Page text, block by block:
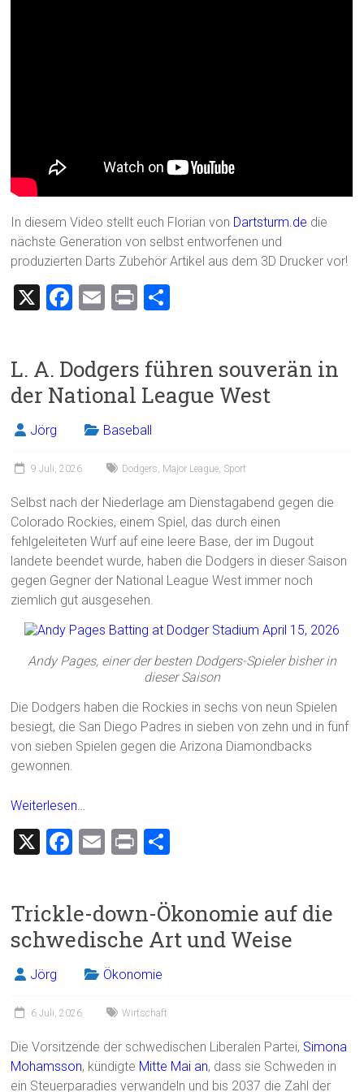
In diesem Video stellt euch Florian von Dartsturm.de die
nächste Generation von selbst entworfenen und
produzierten Darts Zubehör Artikel aus dem 3D Drucker vor!
X
F
b
o
ok
E
l
Pr
n
L. A. Dodgers führen souverän in
der National League West
Jörg Baseball
9 Juli, 2026 Dodgers, Major League, Sport
Selbst nach der Niederlage am Dienstagabend gegen die
Colorado Rockies, einem Spiel, das durch einen
fehlgeleiteten Wurf auf eine leere Base, der im Dugout
landete beendet wurde, haben die Dodgers in dieser Saison
gegen Gegner der National League West immer noch
ziemlich gut ausgesehen.
Andy Pages, einer der besten Dodgers-Spieler bisher in
dieser Saison
Die Dodgers haben die Rockies in sechs von neun Spielen
besiegt, die San Diego Padres in sieben von zehn und in fünf
von sieben Spielen gegen die Arizona Diamondbacks
gewonnen.
Weiterlesen…
X
F
b
o
ok
E
l
Pr
n
Trickle-down-Ökonomie auf die
schwedische Art und Weise
Jörg Ökonomie
6 Juli, 2026 Wirtschaft
Die Vorsitzende der schwedischen Liberalen Partei, Simona
Mohamsson, kündigte Mitte Mai an, dass sie Schweden in
ein Steuerparadies verwandeln und bis 2037 die Zahl der